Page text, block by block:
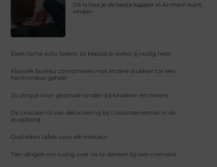
Dit is hoe je de beste kapper in Arnhem kunt
vinden
Elektrische auto laders: zo bepaal je welke jij nodig hebt
Klassiek bureau combineren met andere stukken tot een
harmonieus geheel
Zo zorg je voor gezonde tanden bij kinderen en tieners
De cruciale rol van detachering bij crisisinterventies in de
jeugdzorg
Oud eiken tafels voor elk interieur
Tien dingen om rustig over na te denken bij een crematie